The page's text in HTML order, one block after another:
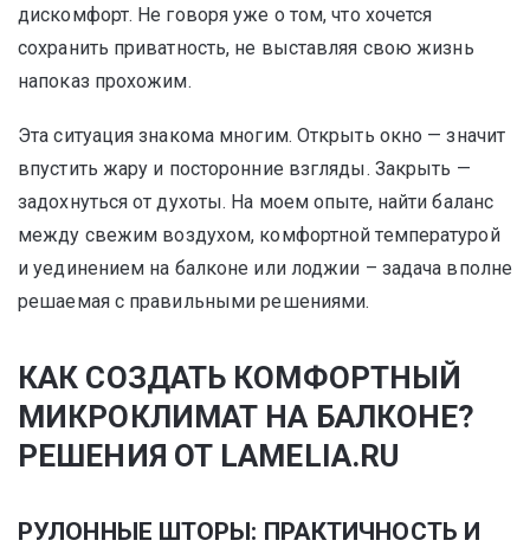
дискомфорт. Не говоря уже о том, что хочется
сохранить приватность, не выставляя свою жизнь
напоказ прохожим.
Эта ситуация знакома многим. Открыть окно — значит
впустить жару и посторонние взгляды. Закрыть —
задохнуться от духоты. На моем опыте, найти баланс
между свежим воздухом, комфортной температурой
и уединением на балконе или лоджии – задача вполне
решаемая с правильными решениями.
КАК СОЗДАТЬ КОМФОРТНЫЙ
МИКРОКЛИМАТ НА БАЛКОНЕ?
РЕШЕНИЯ ОТ LAMELIA.RU
РУЛОННЫЕ ШТОРЫ: ПРАКТИЧНОСТЬ И